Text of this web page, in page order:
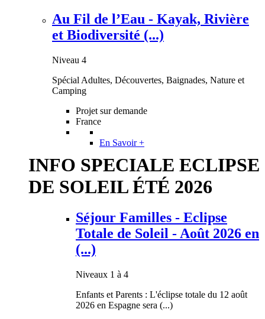
Au Fil de l’Eau - Kayak, Rivière
et Biodiversité (...)
Niveau 4
Spécial Adultes, Découvertes, Baignades, Nature et
Camping
Projet sur demande
France
En Savoir +
INFO SPECIALE ECLIPSE
DE SOLEIL ÉTÉ 2026
Séjour Familles - Eclipse
Totale de Soleil - Août 2026 en
(...)
Niveaux 1 à 4
Enfants et Parents : L'éclipse totale du 12 août
2026 en Espagne sera (...)